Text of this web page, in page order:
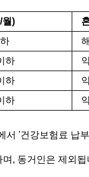
월)
하
하
하
'건강보험료 납
, 동거인은 제외됩